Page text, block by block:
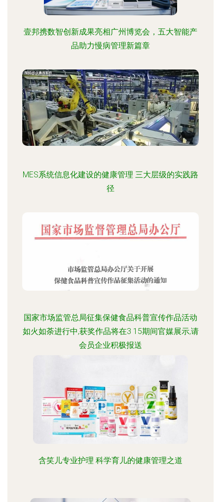
壹邦携数智创新成果亮相广州博览会，五大智能产
品助力慢病管理新篇章
MES系统信息化建设的健康管理 三大层级的实践路
径
国家市场监管总局征集保健食品科普宣传作品活动
如火如荼进行中,获奖作品将在3 15期间官媒展示,请
会员企业积极报送
含笑儿专业护理 科学育儿的健康管理之道